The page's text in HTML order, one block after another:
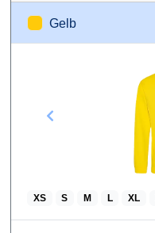
Gelb
XS S M L XL